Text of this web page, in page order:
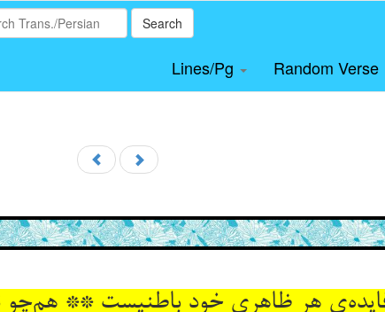
Search
Lines/Pg Random Verse
هر ظاهری خود باطنیست ** هم‌چو